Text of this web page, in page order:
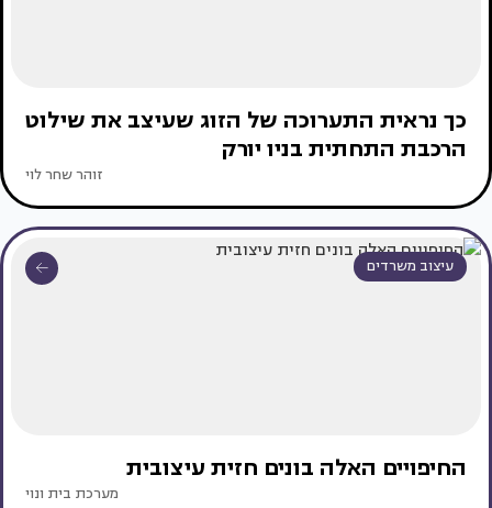
כך נראית התערוכה של הזוג שעיצב את שילוט
הרכבת התחתית בניו יורק
זוהר שחר לוי
עיצוב משרדים
החיפויים האלה בונים חזית עיצובית
מערכת בית ונוי